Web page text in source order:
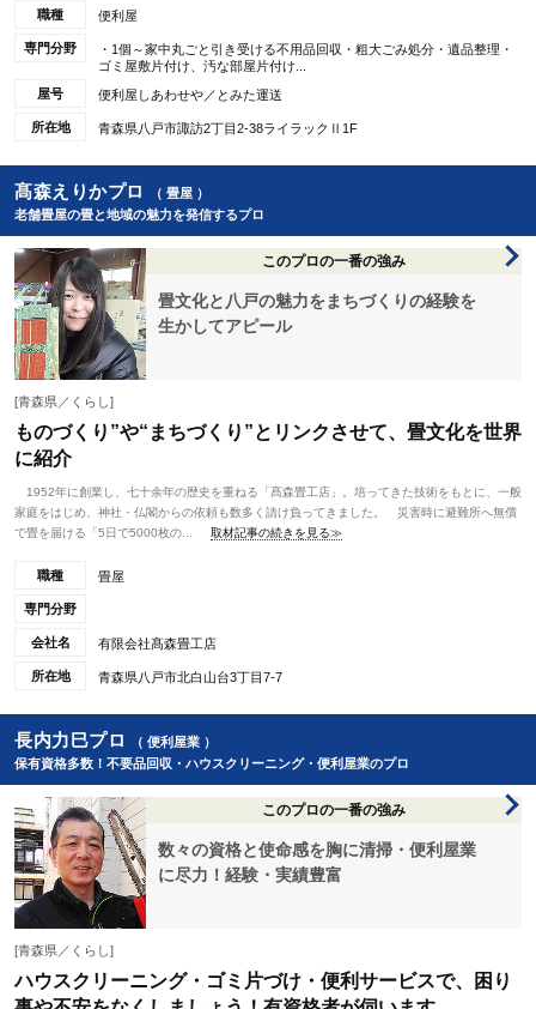
職種 便利屋
専門分野
・1個～家中丸ごと引き受ける不用品回収・粗大ごみ処分・遺品整理・
ゴミ屋敷片付け、汚な部屋片付け...
屋号
便利屋しあわせや／とみた運送
所在地 青森県八戸市諏訪2丁目2-38ライラックⅡ1F
髙森えりかプロ
（ 畳屋 ）
老舗畳屋の畳と地域の魅力を発信するプロ
このプロの一番の強み
畳文化と八戸の魅力をまちづくりの経験を
生かしてアピール
[青森県／くらし]
ものづくり”や“まちづくり”とリンクさせて、畳文化を世界
に紹介
1952年に創業し、七十余年の歴史を重ねる「髙森畳工店」。培ってきた技術をもとに、一般
家庭をはじめ、神社・仏閣からの依頼も数多く請け負ってきました。 災害時に避難所へ無償
で畳を届ける「5日で5000枚の...
取材記事の続きを見る≫
職種 畳屋
専門分野
会社名 有限会社髙森畳工店
所在地 青森県八戸市北白山台3丁目7-7
長内力巳プロ
（ 便利屋業 ）
保有資格多数！不要品回収・ハウスクリーニング・便利屋業のプロ
このプロの一番の強み
数々の資格と使命感を胸に清掃・便利屋業
に尽力！経験・実績豊富
[青森県／くらし]
ハウスクリーニング・ゴミ片づけ・便利サービスで、困り